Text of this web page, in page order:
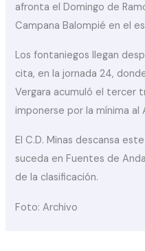
afronta el Domingo de
Campana Balompié en el
Los fontaniegos llegan
cita, en la jornada 24,
Vergara acumuló el tercer
imponerse por la mínima al
El C.D. Minas descansa
suceda en Fuentes de
de la clasificación.
Foto: Archivo